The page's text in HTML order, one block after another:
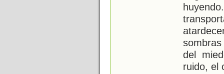
del
ruido, el